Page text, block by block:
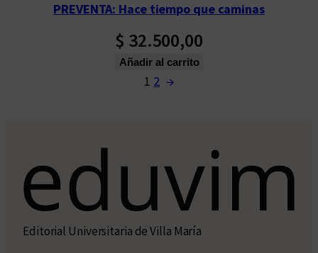
PREVENTA: Hace tiempo que caminas
$ 32.500,00
Añadir al carrito
1 2 →
Editorial Universitaria de Villa María